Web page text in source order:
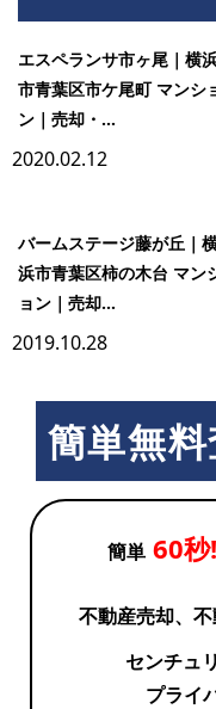
野
団
３
−３
−８
エスペランサ市ヶ尾｜横
市青葉区市ケ尾町 マンシ
ン｜売却・...
2020.02.12
バームステージ藤が丘｜
浜市青葉区柿の木台 マン
ョン｜売却...
2019.10.28
簡単無
簡単 60秒!
不動産売却、
センチュ
プライ